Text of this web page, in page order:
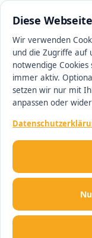
Diese
Wir verwenden
und die Zugriffe auf
notwendige
immer aktiv.
setzen wir nur mit
anpassen oder